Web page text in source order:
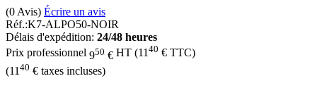
(0 Avis) Écrire un avis
Réf.:K7-ALPO50-NOIR
Délais d'expédition: 24/48 heures
Prix professionnel 950 € HT (11 40 € TTC)
(11 40 € taxes incluses)